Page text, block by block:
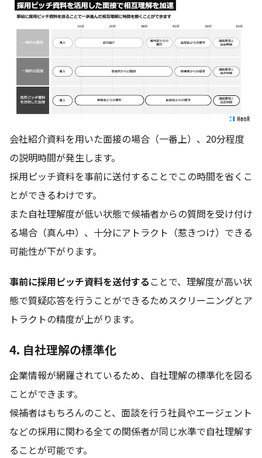
会社紹介資料を用いた面接の場合（一番上）、20分程度
の説明時間が発生します。
採用ピッチ資料を事前に送付することでこの時間を省くこ
とができるわけです。
また自社理解度が低い状態で候補者からの質問を受け付け
る場合（真ん中）、十分にアトラクト（惹きつけ）できる
可能性が下がります。
事前に採用ピッチ資料を送付する ことで、理解度が高い状
態で質疑応答を行うことができるためスクリーニングとア
トラクトの精度が上がります。
4. 自社理解の標準化
企業情報が網羅されているため、自社理解の標準化を図る
ことができます。
候補者はもちろんのこと、面談を行う社員やエージェント
などの採用に関わる全ての関係者が同じ水準で自社理解す
ることが可能です。